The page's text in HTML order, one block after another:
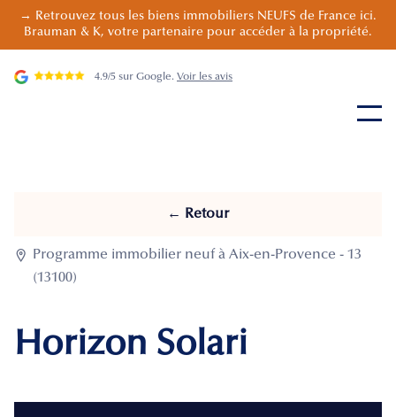
→ Retrouvez tous les biens immobiliers NEUFS de France ici.
Brauman & K, votre partenaire pour accéder à la propriété.
4.9/5 sur Google. Voir les avis
← Retour

Programme immobilier neuf à Aix-en-Provence - 13
(13100)
Horizon Solari